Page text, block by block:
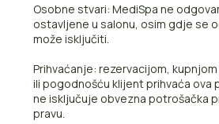
Osobne stvari: MediSpa ne
ostavljene u salonu, osim gdje se
može isključiti.
Prihvaćanje: rezervacijom,
ili pogodnošću klijent prihvaća ova
ne isključuje obvezna potrošačka
pravu.